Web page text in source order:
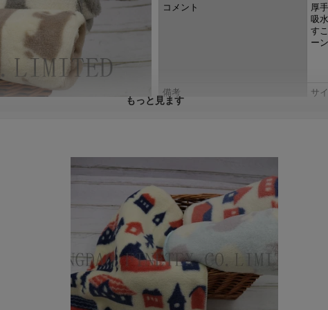
コメント
厚
吸
す
ー
備考
サ
もっと見ます